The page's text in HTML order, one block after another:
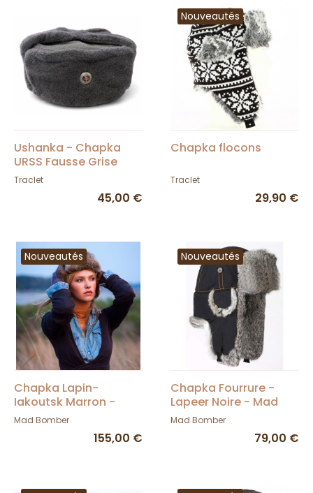
Ushanka - Chapka
URSS Fausse Grise
Fourrure
Traclet
45,00 €
Nouveautés
Chapka flocons
Traclet
29,90 €
Nouveautés
Chapka Lapin-
Iakoutsk Marron -
Mad Bomber
Mad Bomber
155,00 €
Nouveautés
Chapka Fourrure -
Lapeer Noire - Mad
Bomber
Mad Bomber
79,00 €